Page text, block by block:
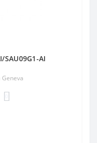
SAU09G1-AI